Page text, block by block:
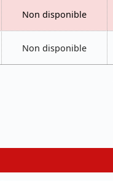
Non disponible
Non disponible